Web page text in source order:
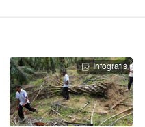
Infografis